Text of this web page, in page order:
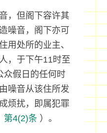
，但阁下容许其
噪音，阁下亦可
用处所的业主、
，于下午11时至
众假日的任何时
噪音从该住所发
烦扰，即属犯罪
第4(2)条）。